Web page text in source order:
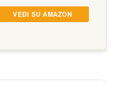
VEDI SU AMAZON